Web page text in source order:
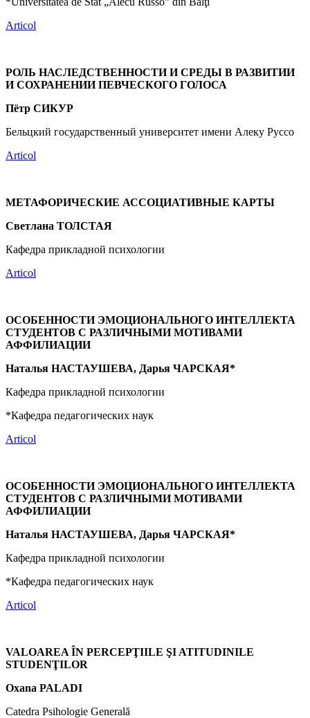
Articol
РОЛЬ НАСЛЕДСТВЕННОСТИ И СРЕДЫ В РАЗВИТИИ
И СОХРАНЕНИИ ПЕВЧЕСКОГО ГОЛОСА
Пётр СИКУР
Бельцкий государственный университет имени Алеку Руссо
Articol
МЕТАФОРИЧЕСКИЕ АССОЦИАТИВНЫЕ КАРТЫ
Светлана ТОЛСТАЯ
Кафедра прикладной психологии
Articol
ОСОБЕННОСТИ ЭМОЦИОНАЛЬНОГО ИНТЕЛЛЕКТА
СТУДЕНТОВ С РАЗЛИЧНЫМИ МОТИВАМИ
АФФИЛИАЦИИ
Наталья НАСТАУШЕВА, Дарья ЧАРСКАЯ*
Кафедра прикладной психологии
*Кафедра педагогических наук
Articol
ОСОБЕННОСТИ ЭМОЦИОНАЛЬНОГО ИНТЕЛЛЕКТА
СТУДЕНТОВ С РАЗЛИЧНЫМИ МОТИВАМИ
АФФИЛИАЦИИ
Наталья НАСТАУШЕВА, Дарья ЧАРСКАЯ*
Кафедра прикладной психологии
*Кафедра педагогических наук
Articol
VALOAREA ÎN PERCEPŢIILE ŞI ATITUDINILE
STUDENŢILOR
Oxana PALADI
Catedra Psihologie Generală